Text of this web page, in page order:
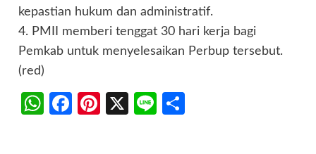
kepastian hukum dan administratif.
4. PMII memberi tenggat 30 hari kerja bagi
Pemkab untuk menyelesaikan Perbup tersebut.
(red)
WhatsApp
Facebook
Pinterest
X Line